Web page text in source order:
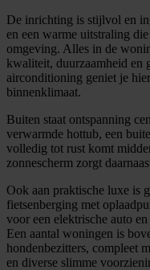
De inrichting is stijlvol en
en een warme uitstraling
omgeving. Alles in de
kwaliteit, duurzaamheid en
airconditioning geniet je
binnenklimaat.
Buiten staat ontspanning
verwarmde hottub, een
volledig tot rust komt
zonnescherm zorgt
Ook aan praktische luxe is
fietsenberging met
voor een elektrische auto
Een aantal woningen is
hondenbezitters, compleet
en diverse slimme